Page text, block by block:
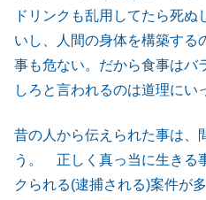
ドリンクも乱用してたら死
いし、人間の身体を構築する
事も危ない。だから食事はバ
しろと言われるのは道理にい
昔の人から伝えられた事は、
う。 正しく真っ当に生きる
クられる(逮捕される)案件が